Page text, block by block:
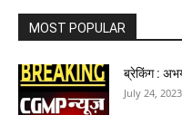
MOST POPULAR
ब्रेकिंग :
July 24, 2023